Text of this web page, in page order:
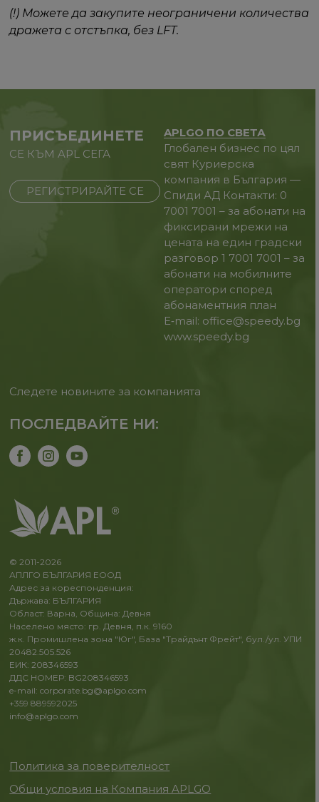
(!) Можете да закупите неограничени количества
дражета с отстъпка, без LFT.
ПРИСЪЕДИНЕТЕ
СЕ КЪМ APL СЕГА
РЕГИСТРИРАЙТЕ СЕ
APLGO ПО СВЕТА
Глобален бизнес по цял
свят Куриерска
компания в България —
Спиди АД Контакти: 0
7001 7001 – за абонати на
фиксирани мрежи на
цената на един градски
разговор 1 7001 7001 – за
абонати на мобилните
оператори според
абонаментния план
E‑mail: office@speedy.bg
www.speedy.bg
Следете новините за компанията
ПОСЛЕДВАЙТЕ НИ:
© 2011-2026
АПЛГО БЪЛГАРИЯ ЕООД
Адрес за кореспонденция:
Държава: БЪЛГАРИЯ
Област: Варна, Община: Девня
Населено място: гр. Девня, п.к. 9160
ж.к. Промишлена зона "Юг", База "Трайдънт Фрейт", бул./ул. УПИ
20482.505.526
ЕИК: 208346593
ДДС НОМЕР: BG208346593
e-mail: corporate.bg@aplgo.com
+359 889592025
info@aplgo.com
Политика за поверителност
Общи условия на Компания APLGO